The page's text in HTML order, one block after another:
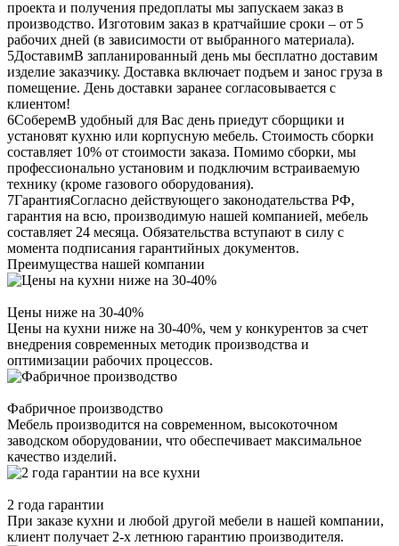
проекта и получения предоплаты мы запускаем заказ в
производство. Изготовим заказ в кратчайшие сроки – от 5
рабочих дней (в зависимости от выбранного материала).
5ДоставимВ запланированный день мы бесплатно доставим
изделие заказчику. Доставка включает подъем и занос груза в
помещение. День доставки заранее согласовывается с
клиентом!
6СоберемВ удобный для Вас день приедут сборщики и
установят кухню или корпусную мебель. Стоимость сборки
составляет 10% от стоимости заказа. Помимо сборки, мы
профессионально установим и подключим встраиваемую
технику (кроме газового оборудования).
7ГарантияСогласно действующего законодательства РФ,
гарантия на всю, производимую нашей компанией, мебель
составляет 24 месяца. Обязательства вступают в силу с
момента подписания гарантийных документов.
Преимущества нашей компании
Цены ниже на 30-40%
Цены на кухни ниже на 30-40%, чем у конкурентов за счет
внедрения современных методик производства и
оптимизации рабочих процессов.
Фабричное производство
Мебель производится на современном, высокоточном
заводском оборудовании, что обеспечивает максимальное
качество изделий.
2 года гарантии
При заказе кухни и любой другой мебели в нашей компании,
клиент получает 2-х летнюю гарантию производителя.